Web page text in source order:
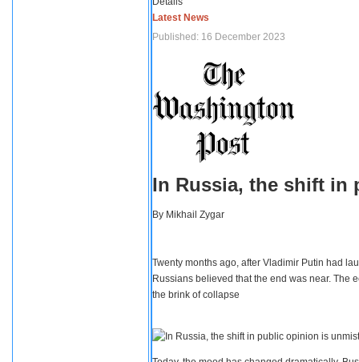
Latest News
Published: 16 December 2023
In Russia, the shift in
By Mikhail Zygar
Twenty months ago, after Vladimir Putin had
Russians believed that the end was near. The
the brink of collapse